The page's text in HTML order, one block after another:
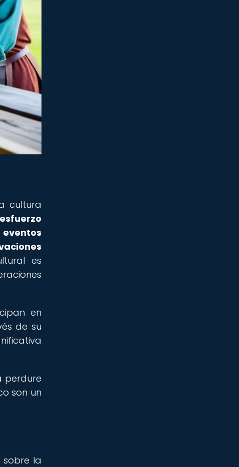
cultura
es
en
de su
perdure
son un
sobre la